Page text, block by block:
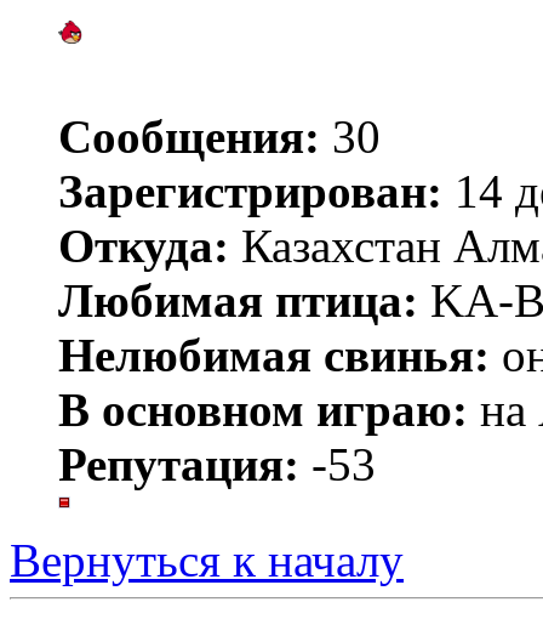
Сообщения: 30
Зарегистрирован: 14
Откуда: Казахстан
Любимая птица: KA-
Нелюбимая свинья:
В основном играю: на
Репутация: -53
Вернуться к началу